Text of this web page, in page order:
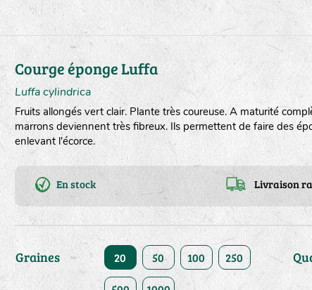
Courge éponge Luffa
Luffa cylindrica
Fruits allongés vert clair. Plante très coureuse. A maturité
marrons deviennent très fibreux. Ils permettent de faire des
enlevant l'écorce.
En stock Livraison
Graines 20 50 100 250